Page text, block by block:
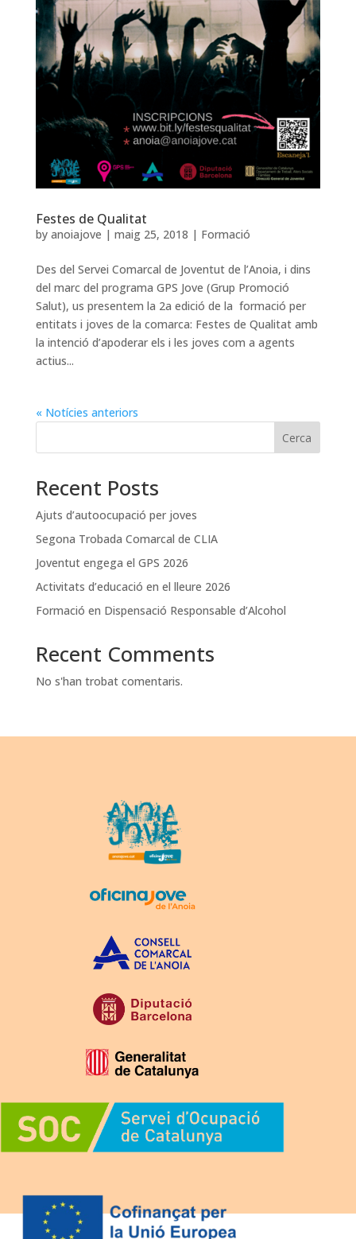
Festes de Qualitat
by anoiajove | maig 25, 2018 | Formació
Des del Servei Comarcal de Joventut de l’Anoia, i dins
del marc del programa GPS Jove (Grup Promoció
Salut), us presentem la 2a edició de la formació per
entitats i joves de la comarca: Festes de Qualitat amb
la intenció d’apoderar els i les joves com a agents
actius...
« Notícies anteriors
Cerca
Recent Posts
Ajuts d’autoocupació per joves
Segona Trobada Comarcal de CLIA
Joventut engega el GPS 2026
Activitats d’educació en el lleure 2026
Formació en Dispensació Responsable d’Alcohol
Recent Comments
No s'han trobat comentaris.